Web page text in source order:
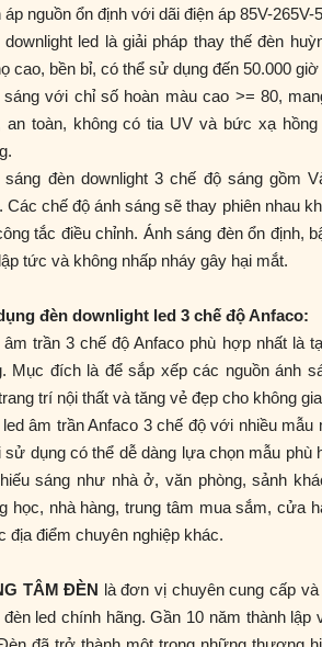
nguồn ổn định với dãi điện áp 85V-265V-
led là giải pháp thay thế đèn
cao, bền bỉ, có thể sử dụng đến 50.000
với chỉ số hoàn màu cao >= 80,
an toàn, không có tia UV và bức xạ
sáng đèn downlight 3 chế độ sáng gồm
Các chế độ ánh sáng sẽ thay phiên nhau
tắc điều chỉnh. Ánh sáng đèn ổn định,
tức và không nhấp nháy gây hại mắt.
đèn downlight led 3 chế độ Anfaco:
trần 3 chế độ Anfaco phù hợp nhất là
Mục đích là để sắp xếp các nguồn ánh
trí nội thất và tăng vẻ đẹp cho không
âm trần Anfaco 3 chế độ với nhiều mẫu
sử dụng có thể dễ dàng lựa chọn mẫu phù
sáng như nhà ở, văn phòng, sảnh
học, nhà hàng, trung tâm mua sắm, cửa
địa điểm chuyên nghiệp khác.
TÂM ĐÈN là đơn vị chuyên cung cấp
đèn led chính hãng. Gần 10 năm thành lập